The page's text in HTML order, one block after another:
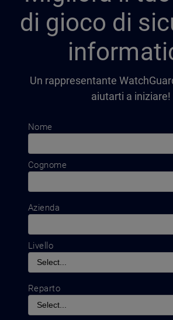
Nome
Cognome
Azienda
Livello
Reparto
di gioco di
Un rappresentante
aiutarti a iniziare!